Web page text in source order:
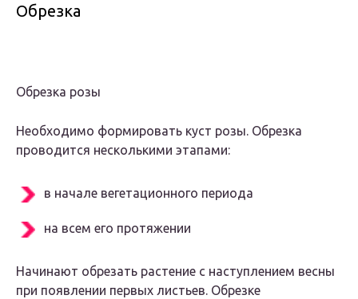
Обрезка
Обрезка розы
Необходимо формировать куст розы. Обрезка
проводится несколькими этапами:
в начале вегетационного периода
на всем его протяжении
Начинают обрезать растение с наступлением весны
при появлении первых листьев. Обрезке